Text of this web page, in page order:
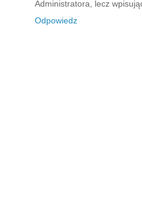
Administratora, lecz
Odpowiedz